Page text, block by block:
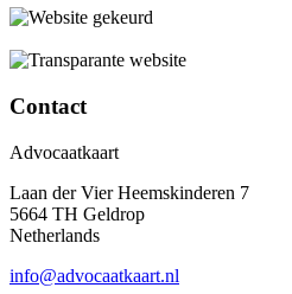
Contact
Advocaatkaart
Laan der Vier Heemskinderen 7
5664 TH Geldrop
Netherlands
info@advocaatkaart.nl